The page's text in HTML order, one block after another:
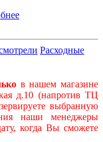
Расходные
в нашем магазине
д.10 (напротив ТЦ
выбранную
наши менеджеры
когда Вы сможете